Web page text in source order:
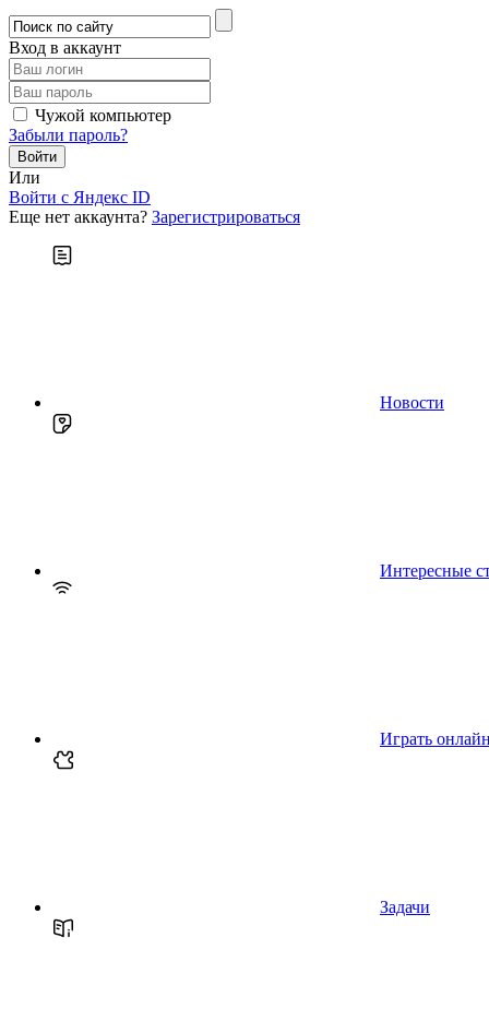
Вход в аккаунт
Чужой компьютер
Забыли пароль?
Или
Войти c Яндекс ID
Еще нет аккаунта? Зарегистрироваться
Новости
Интересные
Играть онлайн
Задачи